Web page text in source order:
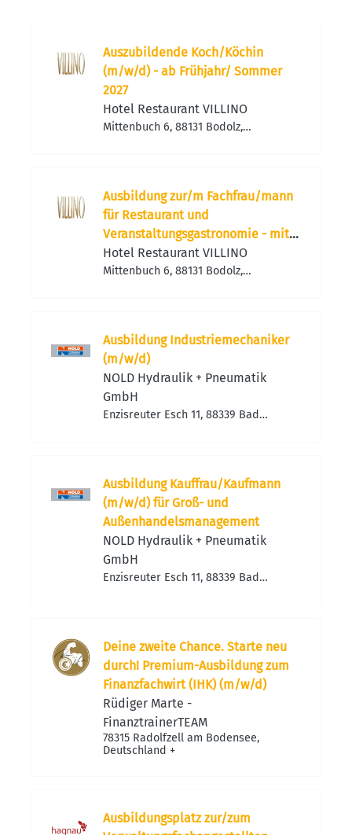
Auszubildende Koch/Köchin
(m/w/d) - ab Frühjahr/ Sommer
2027
Hotel Restaurant VILLINO
Mittenbuch 6, 88131 Bodolz,
Ausbildung zur/m Fachfrau/mann
für Restaurant und
Veranstaltungsgastronomie - mit
Zusatzqualifikation - ab
Frühjahr2027
Hotel Restaurant VILLINO
Mittenbuch 6, 88131 Bodolz,
Ausbildung Industriemechaniker
(m/w/d)
NOLD Hydraulik + Pneumatik
GmbH
Enzisreuter Esch 11, 88339 Bad
Ausbildung Kauffrau/Kaufmann
(m/w/d) für Groß- und
Außenhandelsmanagement
NOLD Hydraulik + Pneumatik
GmbH
Enzisreuter Esch 11, 88339 Bad
Deine zweite Chance. Starte neu
durch! Premium-Ausbildung zum
Finanzfachwirt (IHK) (m/w/d)
Rüdiger Marte -
FinanztrainerTEAM
78315 Radolfzell am Bodensee,
Deutschland +
Ausbildungsplatz zur/zum